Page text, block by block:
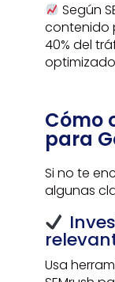
Según
contenido
40% del
Cómo
para
Si no te
algunas
Usa